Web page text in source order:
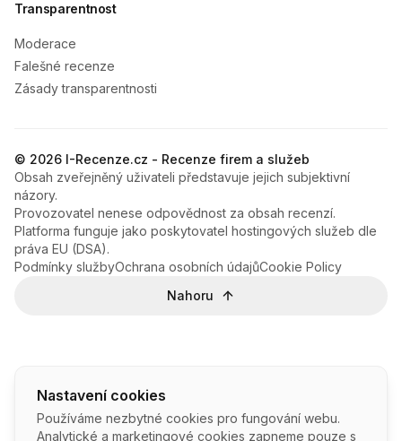
Nastavení cookies
Používáme nezbytné cookies pro fungování webu.
Analytické a marketingové cookies zapneme pouze s
Transparentnost
Moderace
Falešné recenze
Zásady transparentnosti
© 2026 I-Recenze.cz - Recenze firem a služeb
Obsah zveřejněný uživateli představuje jejich subjektivní
názory.
Provozovatel nenese odpovědnost za obsah recenzí.
Platforma funguje jako poskytovatel hostingových služeb dle
práva EU (DSA).
Podmínky službyOchrana osobních údajůCookie Policy
Nahoru